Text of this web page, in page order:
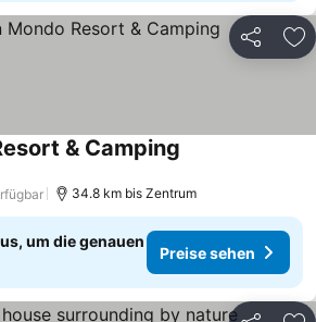
Teilen
& Camping
34.8 km bis Zentrum
um die genauen
Preise sehen